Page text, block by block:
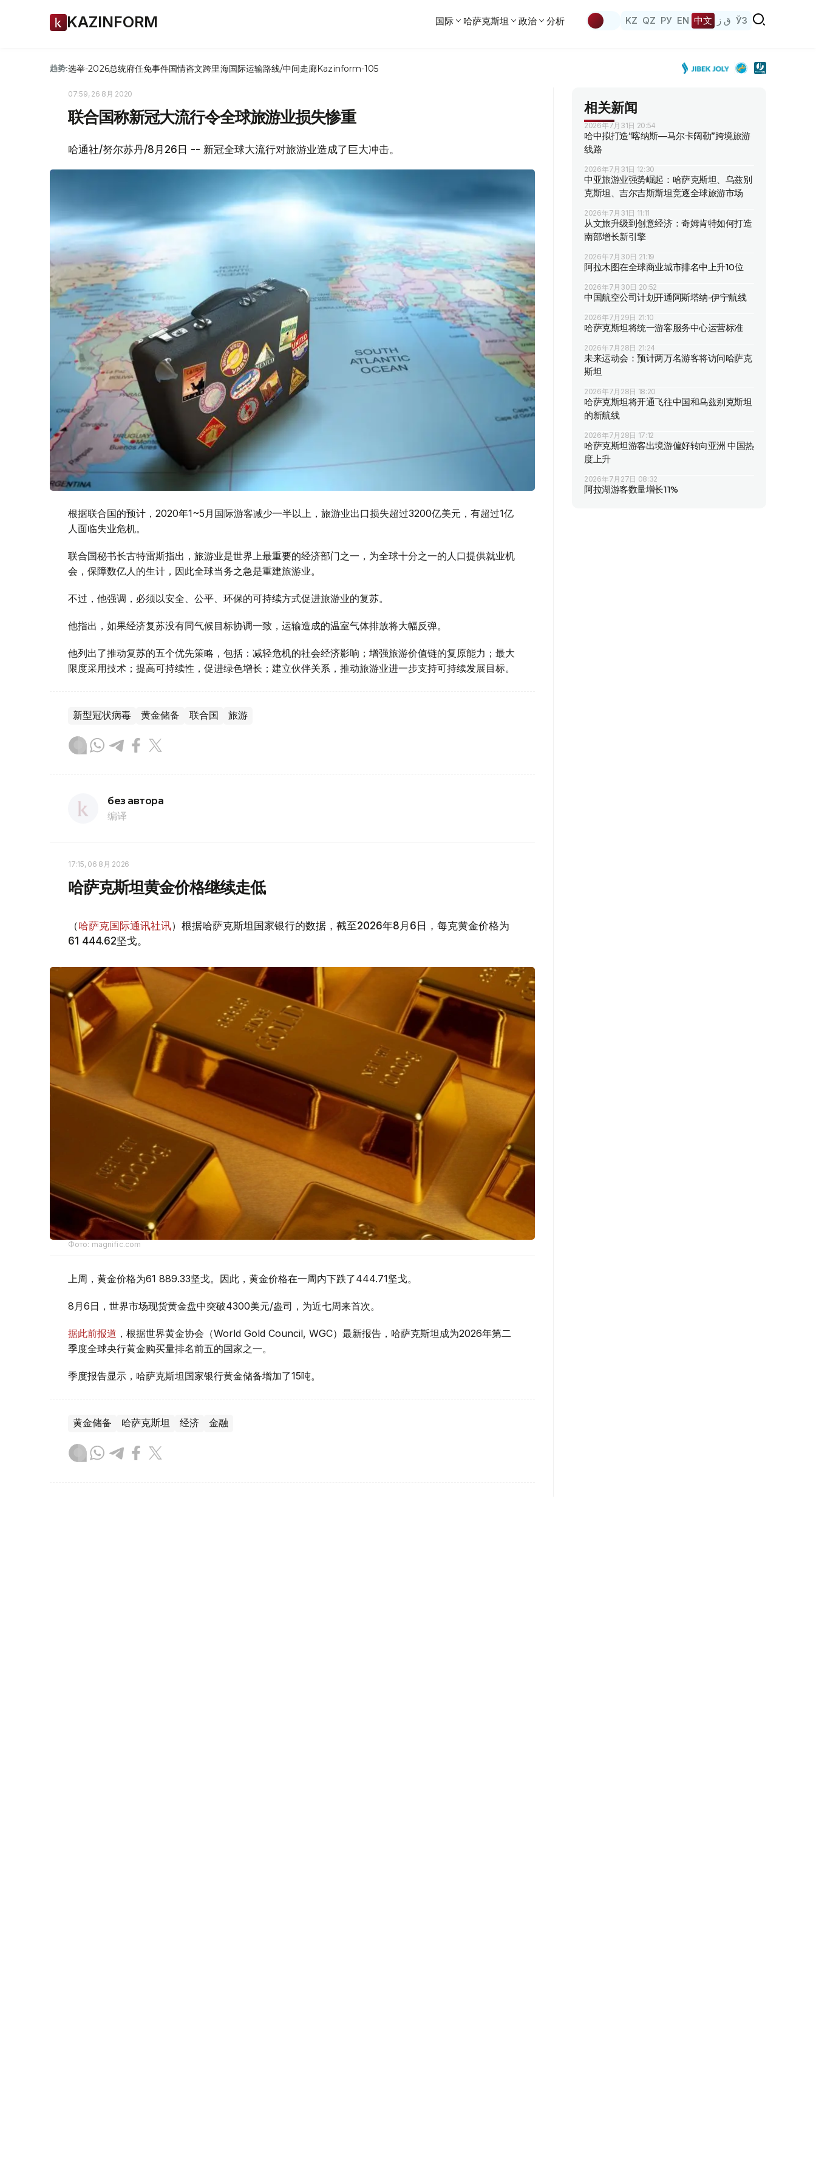
KAZINFORM 国际 哈萨克斯坦 政治 分析 KZ QZ РУ EN 中文 ق ز ЎЗ
趋势:选举-2026总统府任免事件国情咨文跨里海国际运输路线/中间走廊Kazinform-105
07:59, 26 8月 2020
联合国称新冠大流行令全球旅游业损失惨重
哈通社/努尔苏丹/8月26日 -- 新冠全球大流行对旅游业造成了巨大冲击。
根据联合国的预计，2020年1~5月国际游客减少一半以上，旅游业出口损失超过3200亿美元，有超过1亿
人面临失业危机。
联合国秘书长古特雷斯指出，旅游业是世界上最重要的经济部门之一，为全球十分之一的人口提供就业机
会，保障数亿人的生计，因此全球当务之急是重建旅游业。
不过，他强调，必须以安全、公平、环保的可持续方式促进旅游业的复苏。
他指出，如果经济复苏没有同气候目标协调一致，运输造成的温室气体排放将大幅反弹。
他列出了推动复苏的五个优先策略，包括：减轻危机的社会经济影响；增强旅游价值链的复原能力；最大
限度采用技术；提高可持续性，促进绿色增长；建立伙伴关系，推动旅游业进一步支持可持续发展目标。
新型冠状病毒 黄金储备 联合国 旅游
без автора
编译
17:15, 06 8月 2026
哈萨克斯坦黄金价格继续走低
（哈萨克国际通讯社讯）根据哈萨克斯坦国家银行的数据，截至2026年8月6日，每克黄金价格为
61 444.62坚戈。
Фото: magnific.com
上周，黄金价格为61 889.33坚戈。因此，黄金价格在一周内下跌了444.71坚戈。
8月6日，世界市场现货黄金盘中突破4300美元/盎司，为近七周来首次。
据此前报道 ，根据世界黄金协会（World Gold Council, WGC）最新报告，哈萨克斯坦成为2026年第二
季度全球央行黄金购买量排名前五的国家之一。
季度报告显示，哈萨克斯坦国家银行黄金储备增加了15吨。
黄金储备 哈萨克斯坦 经济 金融
相关新闻
2026年7月31日 20:54
哈中拟打造“喀纳斯—马尔卡阔勒”跨境旅游
线路
2026年7月31日 12:30
中亚旅游业强势崛起：哈萨克斯坦、乌兹别
克斯坦、吉尔吉斯斯坦竞逐全球旅游市场
2026年7月31日 11:11
从文旅升级到创意经济：奇姆肯特如何打造
南部增长新引擎
2026年7月30日 21:19
阿拉木图在全球商业城市排名中上升10位
2026年7月30日 20:52
中国航空公司计划开通阿斯塔纳-伊宁航线
2026年7月29日 21:10
哈萨克斯坦将统一游客服务中心运营标准
2026年7月28日 21:24
未来运动会：预计两万名游客将访问哈萨克
斯坦
2026年7月28日 18:20
哈萨克斯坦将开通飞往中国和乌兹别克斯坦
的新航线
2026年7月28日 17:12
哈萨克斯坦游客出境游偏好转向亚洲 中国热
度上升
2026年7月27日 08:32
阿拉湖游客数量增长11%